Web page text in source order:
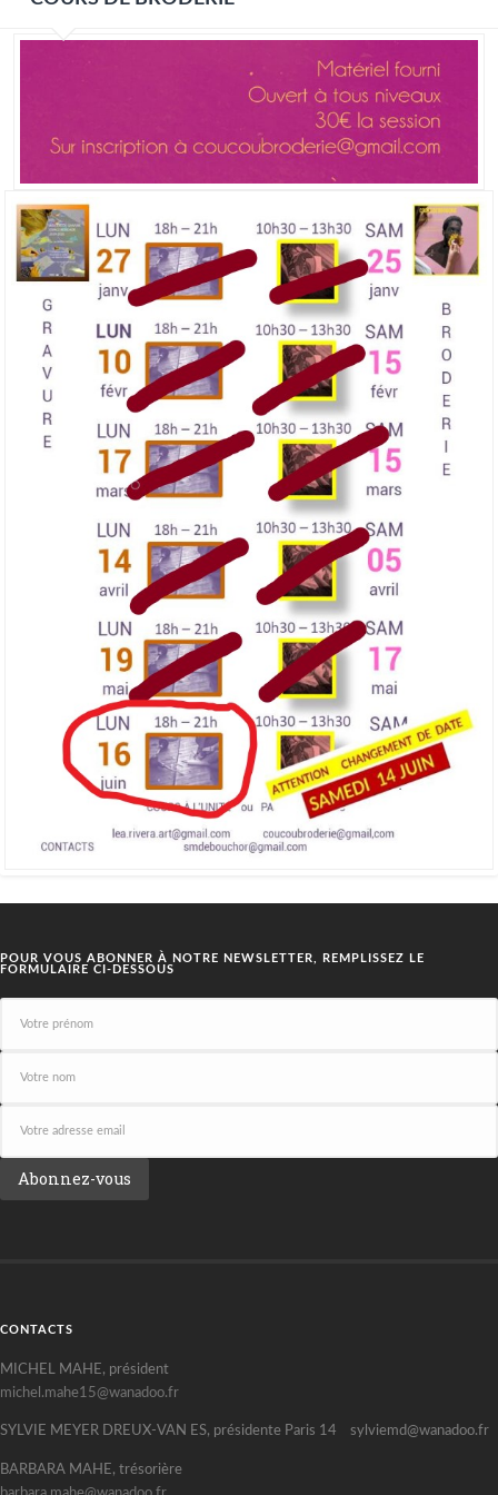
POUR VOUS ABONNER À NOTRE NEWSLETTER, REMPLISSEZ LE
FORMULAIRE CI-DESSOUS
CONTACTS
MICHEL MAHE, président
michel.mahe15@wanadoo.fr
SYLVIE MEYER DREUX-VAN ES, présidente Paris 14 sylviemd@wanadoo.fr
BARBARA MAHE, trésorière